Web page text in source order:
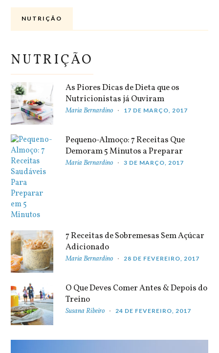
NUTRIÇÃO
NUTRIÇÃO
As Piores Dicas de Dieta que os
Nutricionistas já Ouviram
Maria Bernardino 17 DE MARÇO, 2017
Pequeno-Almoço: 7 Receitas Que
Demoram 5 Minutos a Preparar
Maria Bernardino 3 DE MARÇO, 2017
7 Receitas de Sobremesas Sem Açúcar
Adicionado
Maria Bernardino 28 DE FEVEREIRO, 2017
O Que Deves Comer Antes & Depois do
Treino
Susana Ribeiro 24 DE FEVEREIRO, 2017